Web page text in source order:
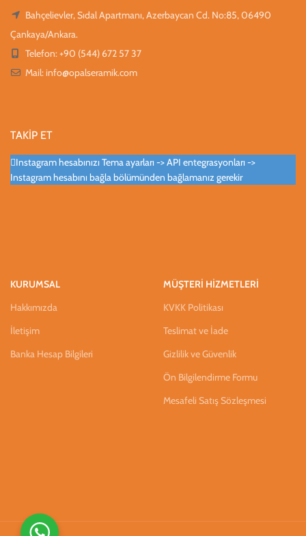
Bahçelievler, Sıdal Apartmanı, Azerbaycan Cd. No:85, 06490
Çankaya/Ankara.
Telefon: +90 (544) 672 57 37
Mail: info@opalseramik.com
TAKİP ET
Instagram hesabınızı Tema ayarları -> API entegrasyonları ->
Instagram hesabını bağla bölümünden bağlamanız gerekir
KURUMSAL
Hakkımızda
İletişim
Banka Hesap Bilgileri
MÜŞTERİ HİZMETLERİ
KVKK Politikası
Teslimat ve İade
Gizlilik ve Güvenlik
Ön Bilgilendirme Formu
Mesafeli Satış Sözleşmesi